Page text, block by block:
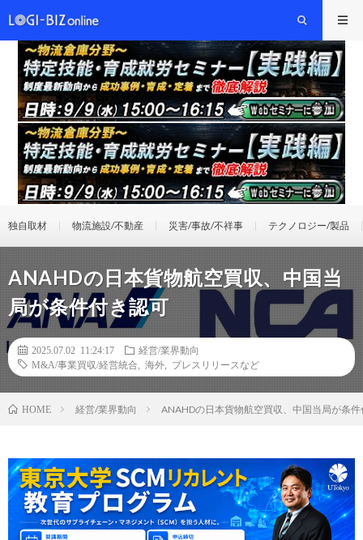
独自取材 物流施設/不動産 災害/事故/不祥事 テクノロジー/製品
ANAHDの日本貨物航空買収、中国当
局が条件付き認可
2025.07.02 11:24:17
経営/業界動向
M&A/事業買収/経営統合
海外 プレスリリースなど
HOME 経営/業界動向 ANAHDの日本貨物航空買収、中国当局が条